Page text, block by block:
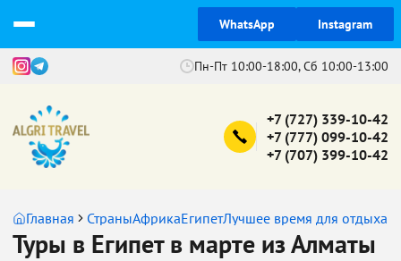
WhatsApp Instagram
Пн-Пт 10:00-18:00, Сб 10:00-13:00
+7 (727) 339-10-42
+7 (777) 099-10-42
+7 (707) 399-10-42
Главная СтраныАфрикаЕгипетЛучшее время для отдыха в
Туры в Египет в марте из Алматы